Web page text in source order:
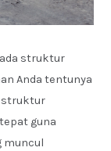
struktur
Anda tentunya
struktur
guna
muncul